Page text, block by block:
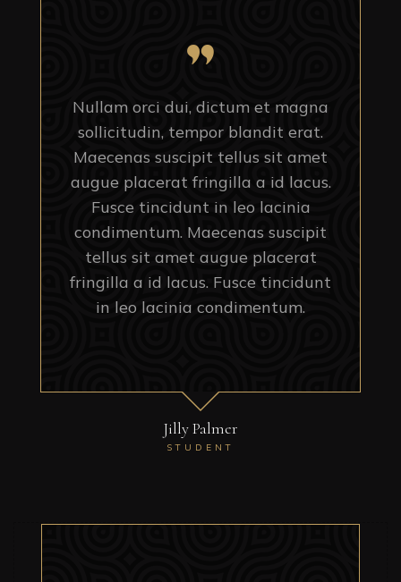
Nullam orci dui, dictum et magna
sollicitudin, tempor blandit erat.
Maecenas suscipit tellus sit amet
augue placerat fringilla a id lacus.
Fusce tincidunt in leo lacinia
condimentum. Maecenas suscipit
tellus sit amet augue placerat
fringilla a id lacus. Fusce tincidunt
in leo lacinia condimentum.
Jilly Palmer
STUDENT